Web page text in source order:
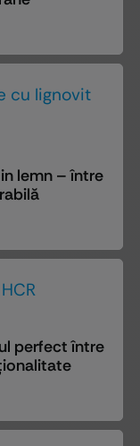
lemn – între
perfect între